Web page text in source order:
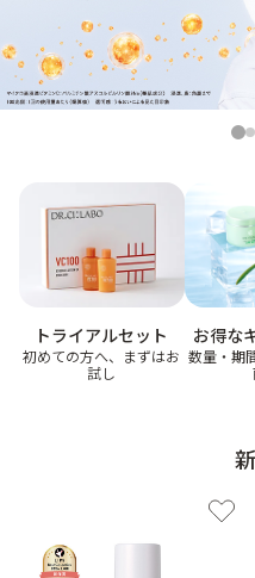
メイク落とし
角質・導入美容液
ゲル
UVケア
プロダクトラインから探す
エンリッチ
メディカリフトライン
1
トライアルセット
初めての方へ、まずはお
試し
お得な
数量・期